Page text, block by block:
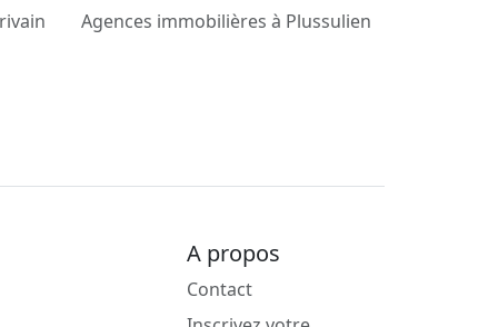
Agences immobilières à Plussulien
A propos
Contact